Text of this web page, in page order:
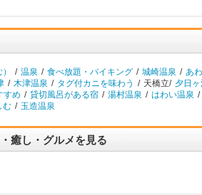
/ 温泉 / 食べ放題・バイキング / 城崎温泉 / あ
/ 木津温泉 / タグ付カニを味わう / 天橋立/ 夕日
すめ / 貸切風呂がある宿 / 湯村温泉 / はわい温泉 /
む / 玉造温泉
癒し・グルメを見る